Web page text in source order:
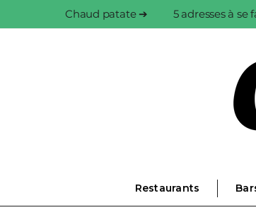
Chaud patate ➔ 5 adresses à
Restaurants